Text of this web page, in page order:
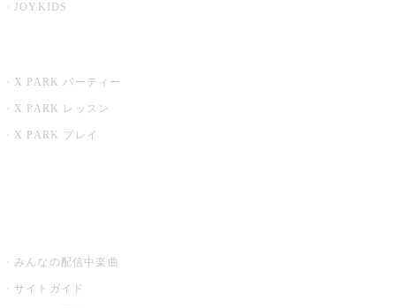
JOYKIDS
X PARK パーティー
X PARK レッスン
X PARK プレイ
みんなの配信中楽曲
サイトガイド